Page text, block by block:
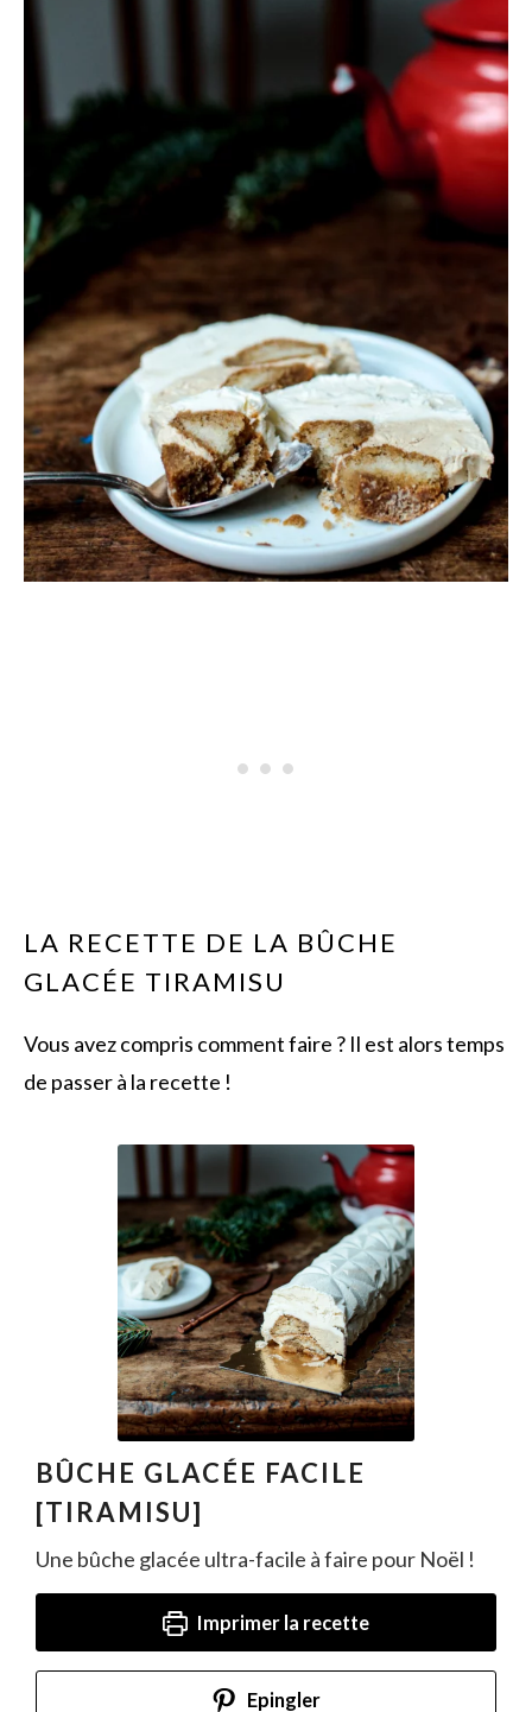
LA RECETTE DE LA BÛCHE
GLACÉE TIRAMISU
Vous avez compris comment faire ? Il est alors temps
de passer à la recette !
BÛCHE GLACÉE FACILE
[TIRAMISU]
Une bûche glacée ultra-facile à faire pour Noël !
Imprimer la recette
Epingler